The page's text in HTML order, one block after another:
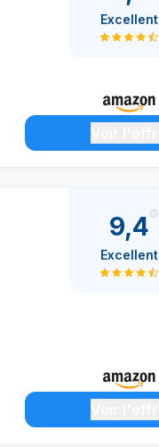
Excellent
9,4
Excellent